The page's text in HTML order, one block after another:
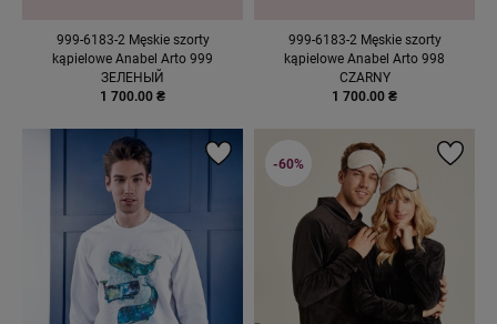
999-6183-2 Męskie szorty
kąpielowe Anabel Arto 999
ЗЕЛЕНЫЙ
1 700.00 ₴
999-6183-2 Męskie szorty
kąpielowe Anabel Arto 998
CZARNY
1 700.00 ₴
-60%